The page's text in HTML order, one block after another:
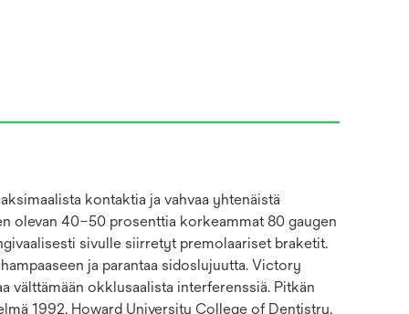
kontaktia ja vahvaa yhtenäistä
olevan 40–50 prosenttia korkeammat 80 gaugen
sivulle siirretyt premolaariset braketit.
ja parantaa sidoslujuutta. Victory
okklusaalista interferenssiä. Pitkän
1992, Howard University College of Dentistry,